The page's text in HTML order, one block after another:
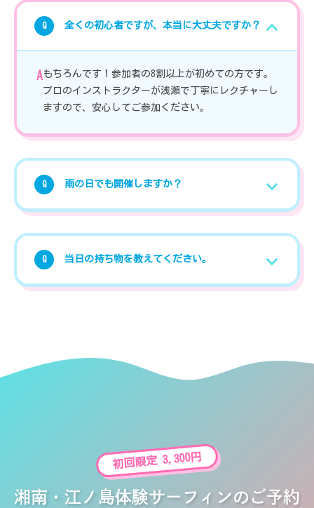
Q 全くの初心者ですが、本当に大丈夫ですか？
Aもちろんです！参加者の8割以上が初めての方です。
プロのインストラクターが浅瀬で丁寧にレクチャーし
ますので、安心してご参加ください。
Q 雨の日でも開催しますか？
Q 当日の持ち物を教えてください。
初回限定 3,300円
湘南・江ノ島体験サーフィンのご予約